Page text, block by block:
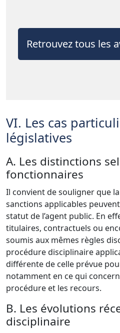
Retrouvez tous les
VI. Les cas
législatives
A. Les distinctions
fonctionnaires
Il convient de souligner que
sanctions applicables
statut de l’agent public. En
titulaires, contractuels ou
soumis aux mêmes règles
procédure disciplinaire
différente de celle prévue
notamment en ce qui
procédure et les recours.
B. Les évolutions
disciplinaire